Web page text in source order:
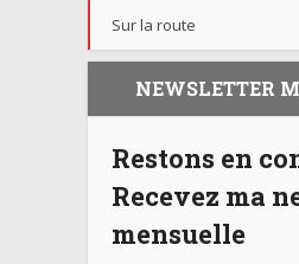
Sur la route
NEWSLETTER
Restons en
Recevez ma
mensuelle